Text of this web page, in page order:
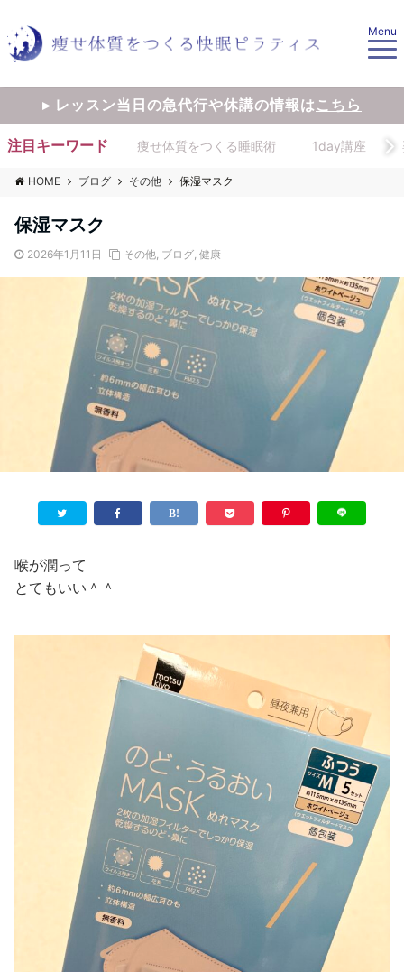
Menu
▸ レッスン当日の急代行や休講の情報はこちら
注目キーワード 痩せ体質をつくる睡眠術 1day講座
HOME ブログ その他 保湿マスク
保湿マスク
2026年1月11日 その他, ブログ, 健康
喉が潤って
とてもいい＾＾